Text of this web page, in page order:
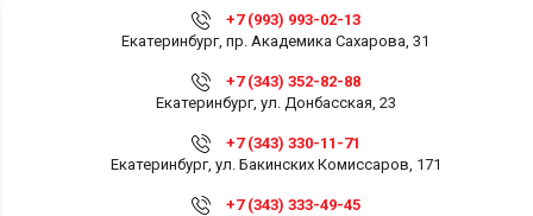
+7 (993) 993-02-13
Екатеринбург, пр. Академика Сахарова, 31
+7 (343) 352-82-88
Екатеринбург, ул. Донбасская, 23
+7 (343) 330-11-71
Екатеринбург, ул. Бакинских Комиссаров, 171
+7 (343) 333-49-45